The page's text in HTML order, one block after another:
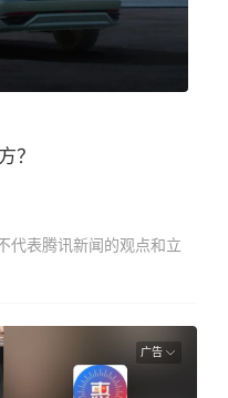
？
代表腾讯新闻的观点和立
广告